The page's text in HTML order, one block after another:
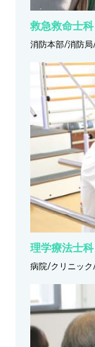
救急救命士科
消防本部/消防
理学療法士科
病院/クリニッ